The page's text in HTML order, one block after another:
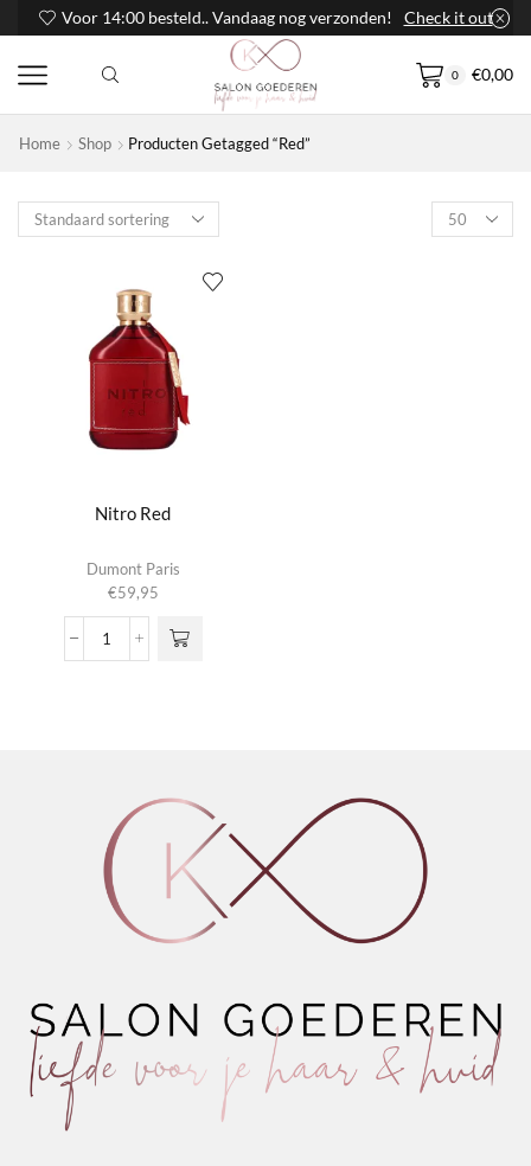
Voor 14:00 besteld.. Vandaag nog verzonden! Check it out
0 €0,00
Home Shop Producten Getagged “Red”
Products
per
Nitro Red
Dumont Paris
€59,95
Nitro